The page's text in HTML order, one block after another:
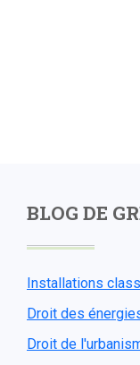
BLOG DE
Installations
Droit des
Droit de